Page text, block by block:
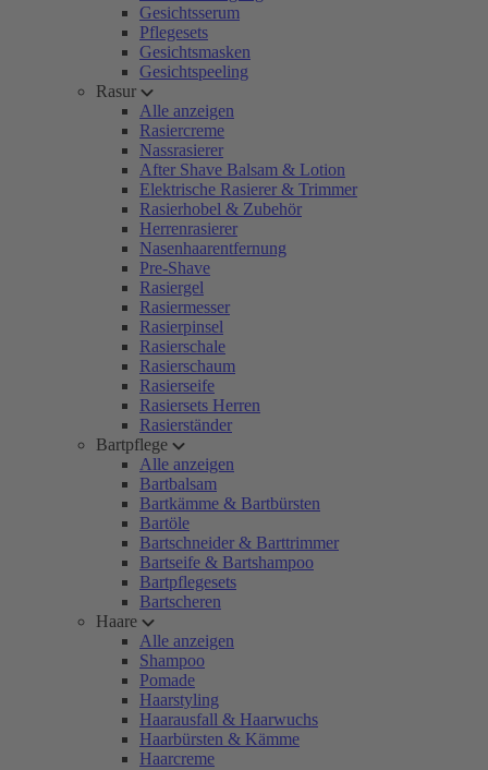
Gesichtsserum
Pflegesets
Gesichtsmasken
Gesichtspeeling
Rasur
Alle anzeigen
Rasiercreme
Nassrasierer
After Shave Balsam & Lotion
Elektrische Rasierer & Trimmer
Rasierhobel & Zubehör
Herrenrasierer
Nasenhaarentfernung
Pre-Shave
Rasiergel
Rasiermesser
Rasierpinsel
Rasierschale
Rasierschaum
Rasierseife
Rasiersets Herren
Rasierständer
Bartpflege
Alle anzeigen
Bartbalsam
Bartkämme & Bartbürsten
Bartöle
Bartschneider & Barttrimmer
Bartseife & Bartshampoo
Bartpflegesets
Bartscheren
Haare
Alle anzeigen
Shampoo
Pomade
Haarstyling
Haarausfall & Haarwuchs
Haarbürsten & Kämme
Haarcreme